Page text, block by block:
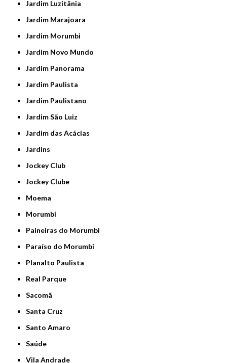
Jardim Luzitânia
Jardim Marajoara
Jardim Morumbi
Jardim Novo Mundo
Jardim Panorama
Jardim Paulista
Jardim Paulistano
Jardim São Luiz
Jardim das Acácias
Jardins
Jockey Club
Jockey Clube
Moema
Morumbi
Paineiras do Morumbi
Paraíso do Morumbi
Planalto Paulista
Real Parque
Sacomã
Santa Cruz
Santo Amaro
Saúde
Vila Andrade